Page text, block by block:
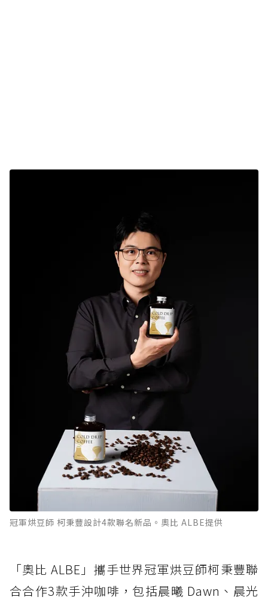
冠軍烘豆師 柯秉豐設計4款聯名新品。奧比 ALBE提供
「奧比 ALBE」攜手世界冠軍烘豆師柯秉豐聯
合合作3款手沖咖啡，包括晨曦 Dawn、晨光